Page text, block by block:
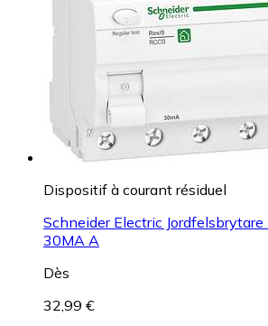
Dispositif à courant résiduel
Schneider Electric
30MA A
Dès
32,99 €